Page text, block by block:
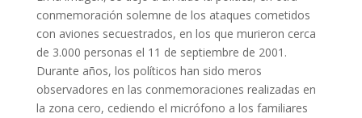
conmemoración solemne de los ataques cometidos
con aviones secuestrados, en los que murieron cerca
de 3.000 personas el 11 de septiembre de 2001.
Durante años, los políticos han sido meros
observadores en las conmemoraciones realizadas en
la zona cero, cediendo el micrófono a los familiares